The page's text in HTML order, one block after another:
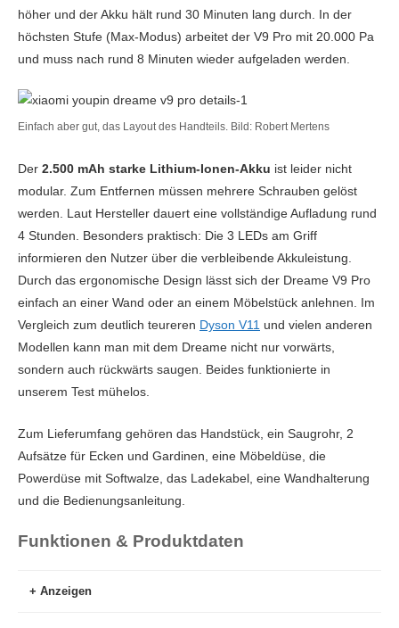
höher und der Akku hält rund 30 Minuten lang durch. In der
höchsten Stufe (Max-Modus) arbeitet der V9 Pro mit 20.000 Pa
und muss nach rund 8 Minuten wieder aufgeladen werden.
Einfach aber gut, das Layout des Handteils. Bild: Robert Mertens
Der 2.500 mAh starke Lithium-Ionen-Akku ist leider nicht
modular. Zum Entfernen müssen mehrere Schrauben gelöst
werden. Laut Hersteller dauert eine vollständige Aufladung rund
4 Stunden. Besonders praktisch: Die 3 LEDs am Griff
informieren den Nutzer über die verbleibende Akkuleistung.
Durch das ergonomische Design lässt sich der Dreame V9 Pro
einfach an einer Wand oder an einem Möbelstück anlehnen. Im
Vergleich zum deutlich teureren Dyson V11 und vielen anderen
Modellen kann man mit dem Dreame nicht nur vorwärts,
sondern auch rückwärts saugen. Beides funktionierte in
unserem Test mühelos.
Zum Lieferumfang gehören das Handstück, ein Saugrohr, 2
Aufsätze für Ecken und Gardinen, eine Möbeldüse, die
Powerdüse mit Softwalze, das Ladekabel, eine Wandhalterung
und die Bedienungsanleitung.
Funktionen & Produktdaten
Anzeigen